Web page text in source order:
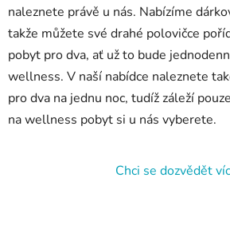
naleznete právě u nás. Nabízíme
takže můžete své drahé polovičce
pobyt pro dva, ať už to bude
wellness. V naší nabídce naleznete
pro dva na jednu noc, tudíž záleží
na wellness pobyt si u nás vyberete.
Chci se dozvědět víc